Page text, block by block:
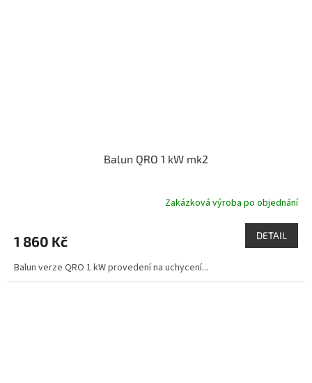
Balun QRO 1 kW mk2
Zakázková výroba po objednání
1 860 Kč DETAIL
Balun verze QRO 1 kW provedení na uchycení...